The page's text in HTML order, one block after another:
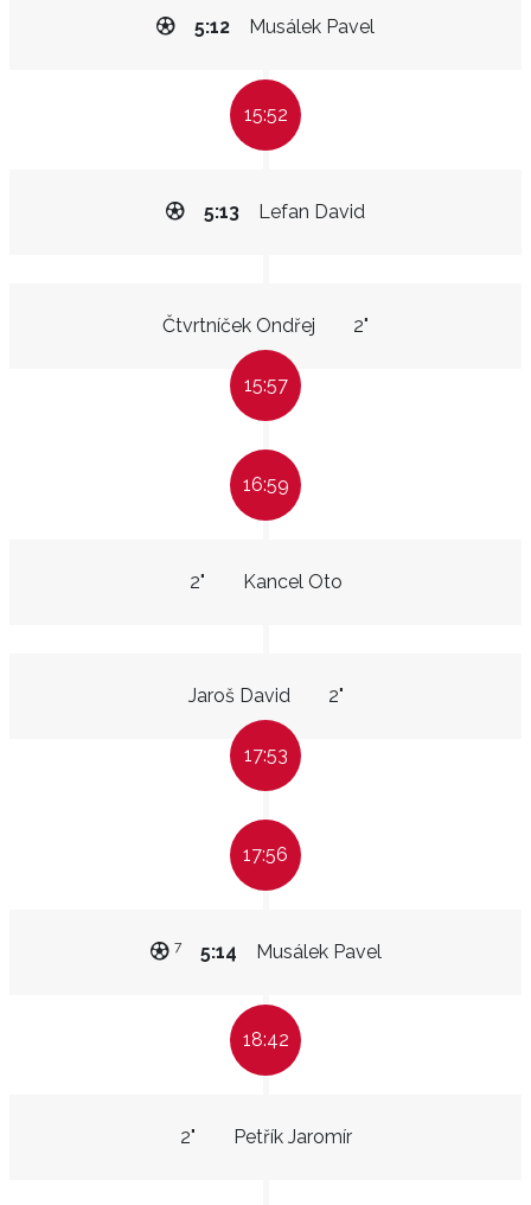
Musálek Pavel
5:12
15:52
Lefan David
5:13
Čtvrtníček Ondřej 2"
15:57
16:59
Kancel Oto
2"
Jaroš David 2"
17:53
17:56
Musálek Pavel
5:14
7
18:42
Petřík Jaromír
2"